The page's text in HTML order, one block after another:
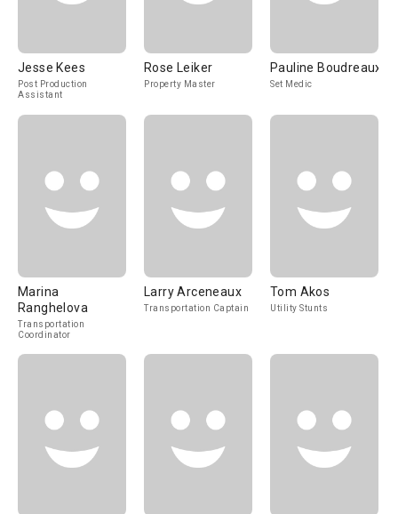
Jesse Kees
Post Production
Assistant
Rose Leiker
Property Master
Pauline Boudreaux
Set Medic
Marina
Ranghelova
Transportation
Coordinator
Larry Arceneaux
Transportation Captain
Tom Akos
Utility Stunts